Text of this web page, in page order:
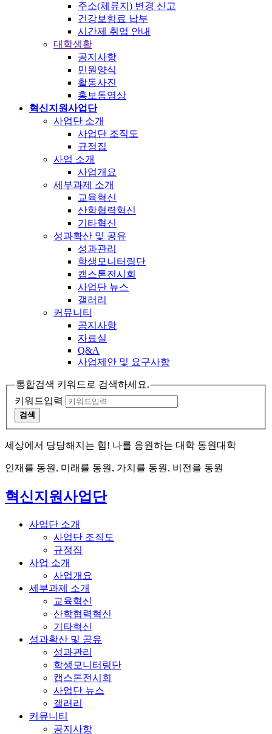
주소(체류지) 변경 신고
건강보험료 납부
시간제 취업 안내
대학생활
공지사항
민원양식
활동사진
홍보동영상
혁신지원사업단
사업단 소개
사업단 조직도
규정집
사업 소개
사업개요
세부과제 소개
교육혁신
산학협력혁신
기타혁신
성과확산 및 공유
성과관리
학생모니터링단
캡스톤전시회
사업단 뉴스
갤러리
커뮤니티
공지사항
자료실
Q&A
사업제안 및 요구사항
통합검색 키워드로 검색하세요.
키워드입력
검색
세상에서 당당해지는 힘! 나를 응원하는 대학 동원대학
인재를 동원, 미래를 동원, 가치를 동원, 비전을 동원
혁신지원사업단
사업단 소개
사업단 조직도
규정집
사업 소개
사업개요
세부과제 소개
교육혁신
산학협력혁신
기타혁신
성과확산 및 공유
성과관리
학생모니터링단
캡스톤전시회
사업단 뉴스
갤러리
커뮤니티
공지사항